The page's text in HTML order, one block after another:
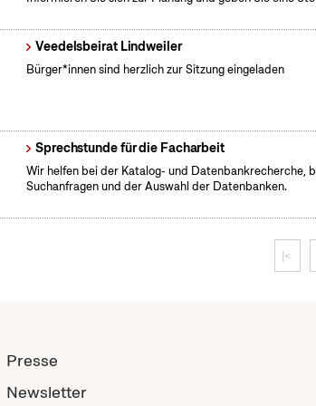
Veedelsbeirat Lindweiler
Bürger*innen sind herzlich zur Sitzung eingeladen
Sprechstunde für die Facharbeit
Wir helfen bei der Katalog- und Datenbankrecherche,
Suchanfragen und der Auswahl der Datenbanken.
|<
Presse
Newsletter